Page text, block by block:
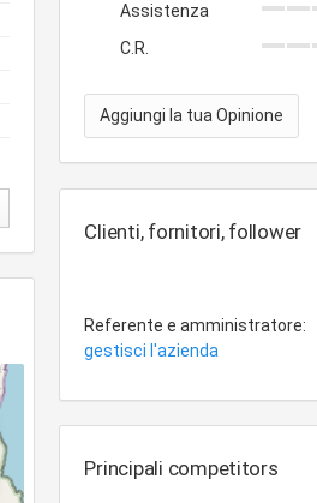
Assistenza
C.R.
Aggiungi la tua Opinione
Clienti, fornitori, follower
Referente e amministratore:
gestisci l'azienda
Principali competitors